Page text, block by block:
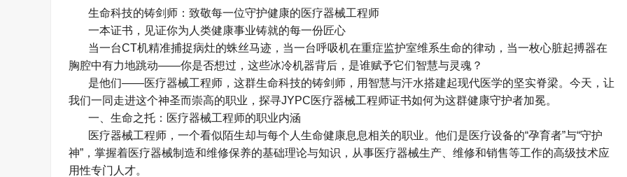
生命科技的铸剑师：致敬每一位守护健康的医疗器械工程师
一本证书，见证你为人类健康事业铸就的每一份匠心
当一台CT机精准捕捉病灶的蛛丝马迹，当一台呼吸机在重症监护室维系生命的律动，当一枚心脏起搏器在
胸腔中有力地跳动——你是否想过，这些冰冷机器背后，是谁赋予它们智慧与灵魂？
是他们——医疗器械工程师，这群生命科技的铸剑师，用智慧与汗水搭建起现代医学的坚实脊梁。今天，让
我们一同走进这个神圣而崇高的职业，探寻JYPC医疗器械工程师证书如何为这群健康守护者加冕。
一、生命之托：医疗器械工程师的职业内涵
医疗器械工程师，一个看似陌生却与每个人生命健康息息相关的职业。他们是医疗设备的“孕育者”与“守护
神” ，掌握着医疗器械制造和维修保养的基础理论与知识，从事医疗器械生产、维修和销售等工作的高级技术应
用性专门人才。